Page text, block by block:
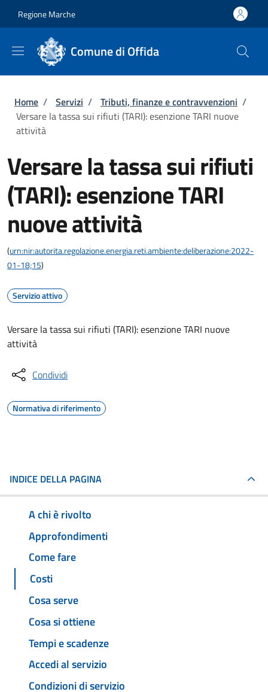
Regione Marche
Comune di Offida
Briciole di pane
Home / Servizi / Tributi, finanze e contravvenzioni /
Versare la tassa sui rifiuti (TARI): esenzione TARI nuove
attività
Versare la tassa sui rifiuti
(TARI): esenzione TARI
nuove attività
(urn:nir:autorita.regolazione.energia.reti.ambiente:deliberazione:2022-
01-18;15)
Servizio attivo
Versare la tassa sui rifiuti (TARI): esenzione TARI nuove
attività
Condividi
Normativa di riferimento
INDICE DELLA PAGINA
A chi è rivolto
Approfondimenti
Come fare
Costi
Cosa serve
Cosa si ottiene
Tempi e scadenze
Accedi al servizio
Condizioni di servizio